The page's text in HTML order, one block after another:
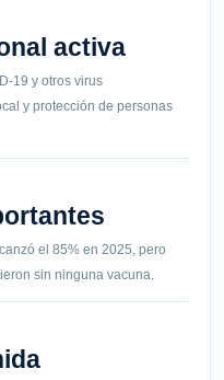
activa
19 y otros virus
y protección de personas
el 85% en 2025, pero
sin ninguna vacuna.